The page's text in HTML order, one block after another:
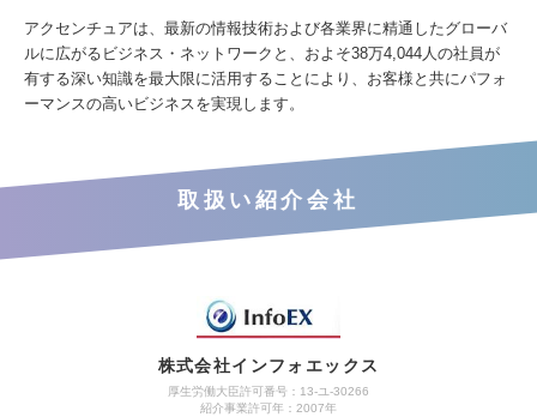
アクセンチュアは、最新の情報技術および各業界に精通したグローバ
ルに広がるビジネス・ネットワークと、およそ38万4,044人の社員が
有する深い知識を最大限に活用することにより、お客様と共にパフォ
ーマンスの高いビジネスを実現します。
取扱い紹介会社
株式会社インフォエックス
厚生労働大臣許可番号：13-ユ-30266
紹介事業許可年：2007年